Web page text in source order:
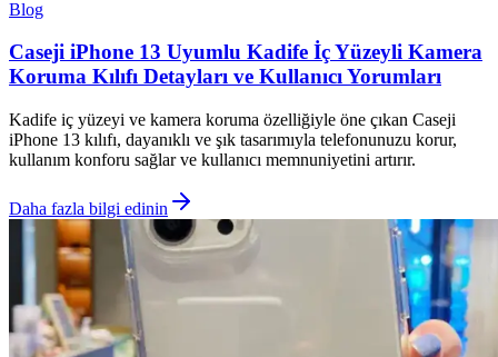
Blog
Caseji iPhone 13 Uyumlu Kadife İç Yüzeyli Kamera
Koruma Kılıfı Detayları ve Kullanıcı Yorumları
Kadife iç yüzeyi ve kamera koruma özelliğiyle öne çıkan Caseji
iPhone 13 kılıfı, dayanıklı ve şık tasarımıyla telefonunuzu korur,
kullanım konforu sağlar ve kullanıcı memnuniyetini artırır.
Daha fazla bilgi edinin